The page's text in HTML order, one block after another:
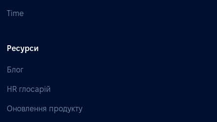
Time
Ресурси
Блог
HR глосарій
Оновлення продукту